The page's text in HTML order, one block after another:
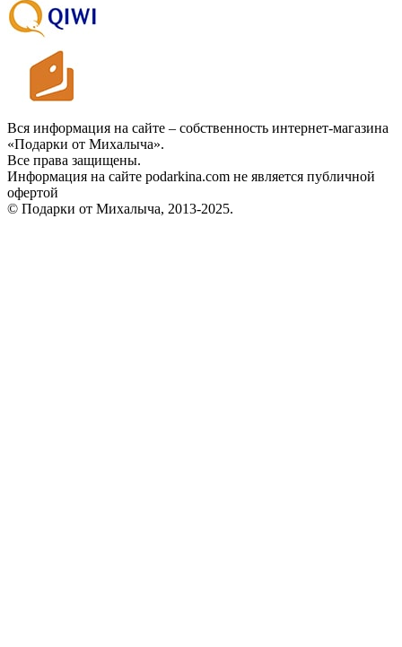
Вся информация на сайте – собственность интернет-магазина
«Подарки от Михалыча».
Все права защищены.
Информация на сайте podarkina.com не является публичной
офертой
© Подарки от Михалыча, 2013-2025.